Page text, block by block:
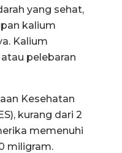
yang sehat,
kalium
Kalium
pelebaran
Kesehatan
kurang dari 2
memenuhi
miligram.